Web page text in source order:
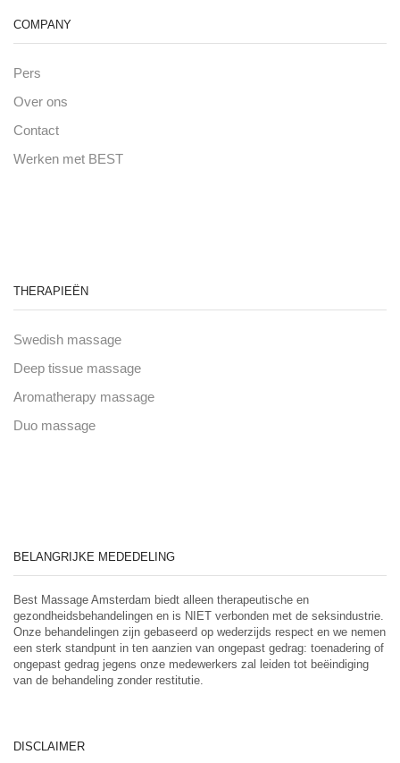
COMPANY
Pers
Over ons
Contact
Werken met BEST
THERAPIEËN
Swedish massage
Deep tissue massage
Aromatherapy massage
Duo massage
BELANGRIJKE MEDEDELING
Best Massage Amsterdam biedt alleen therapeutische en
gezondheidsbehandelingen en is NIET verbonden met de seksindustrie.
Onze behandelingen zijn gebaseerd op wederzijds respect en we nemen
een sterk standpunt in ten aanzien van ongepast gedrag: toenadering of
ongepast gedrag jegens onze medewerkers zal leiden tot beëindiging
van de behandeling zonder restitutie.
DISCLAIMER